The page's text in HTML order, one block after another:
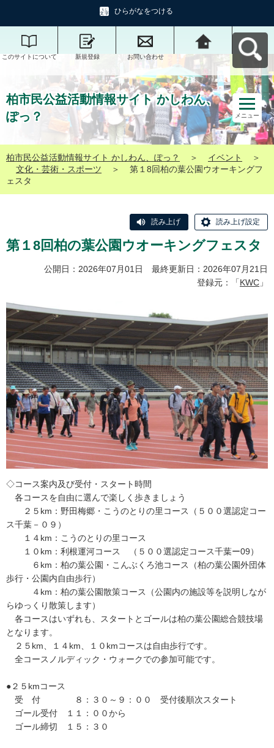
ひらがなをつける
このサイトについて 新規登録 お問い合わせ
柏市民公益活動情報
サイト かしわん、ぽ
っ？へ戻る
柏市民公益活動情報サイト かしわん、
ぽっ？
メニュー
柏市民公益活動情報サイト かしわん、ぽっ？ ＞ イベント
＞
文化・芸術・スポーツ
＞
第１8回柏の葉公園ウオーキングフ
ェスタ
読み上げ 読み上げ設定
第１8回柏の葉公園ウオーキングフェスタ
公開日：2026年07月01日 最終更新日：2026年07月21日
登録元：「KWC 」
◇コース案内及び受付・スタート時間
各コースを自由に選んで楽しく歩きましょう
２５km：野田梅郷・こうのとりの里コース（５００選認定コー
ス千葉－０９）
１４km：こうのとりの里コース
１０km：利根運河コース （５００選認定コース千葉ー09）
６km：柏の葉公園・こんぶくろ池コース（柏の葉公園外団体
歩行・公園内自由歩行）
４km：柏の葉公園散策コース（公園内の施設等を説明しなが
らゆっくり散策します）
各コースはいずれも、スタートとゴールは柏の葉公園総合競技場
となります。
２５km、１４km、１０kmコースは自由歩行です。
全コースノルディック・ウォークでの参加可能です。
●２５kmコース
受 付 ８：３０～９：００ 受付後順次スタート
ゴール受付 １１：００から
ゴール締切 １５：３０